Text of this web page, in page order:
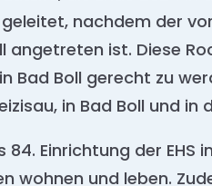
nachdem der
angetreten ist. Diese
Bad Boll gerecht zu
in Bad Boll und
Einrichtung der
wohnen und leben.